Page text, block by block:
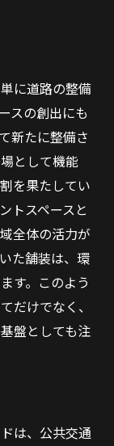
に道路の整備
スの創出にも
新たに整備さ
として機能
を果たしてい
トスペースと
全体の活力が
た舗装は、環
す。このよう
だけでなく、
盤としても注
は、公共交通